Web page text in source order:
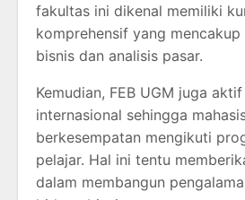
fakultas ini dikenal memiliki
komprehensif yang
bisnis dan analisis pasar.
Kemudian, FEB UGM juga
internasional sehingga
berkesempatan mengikuti
pelajar. Hal ini tentu
dalam membangun